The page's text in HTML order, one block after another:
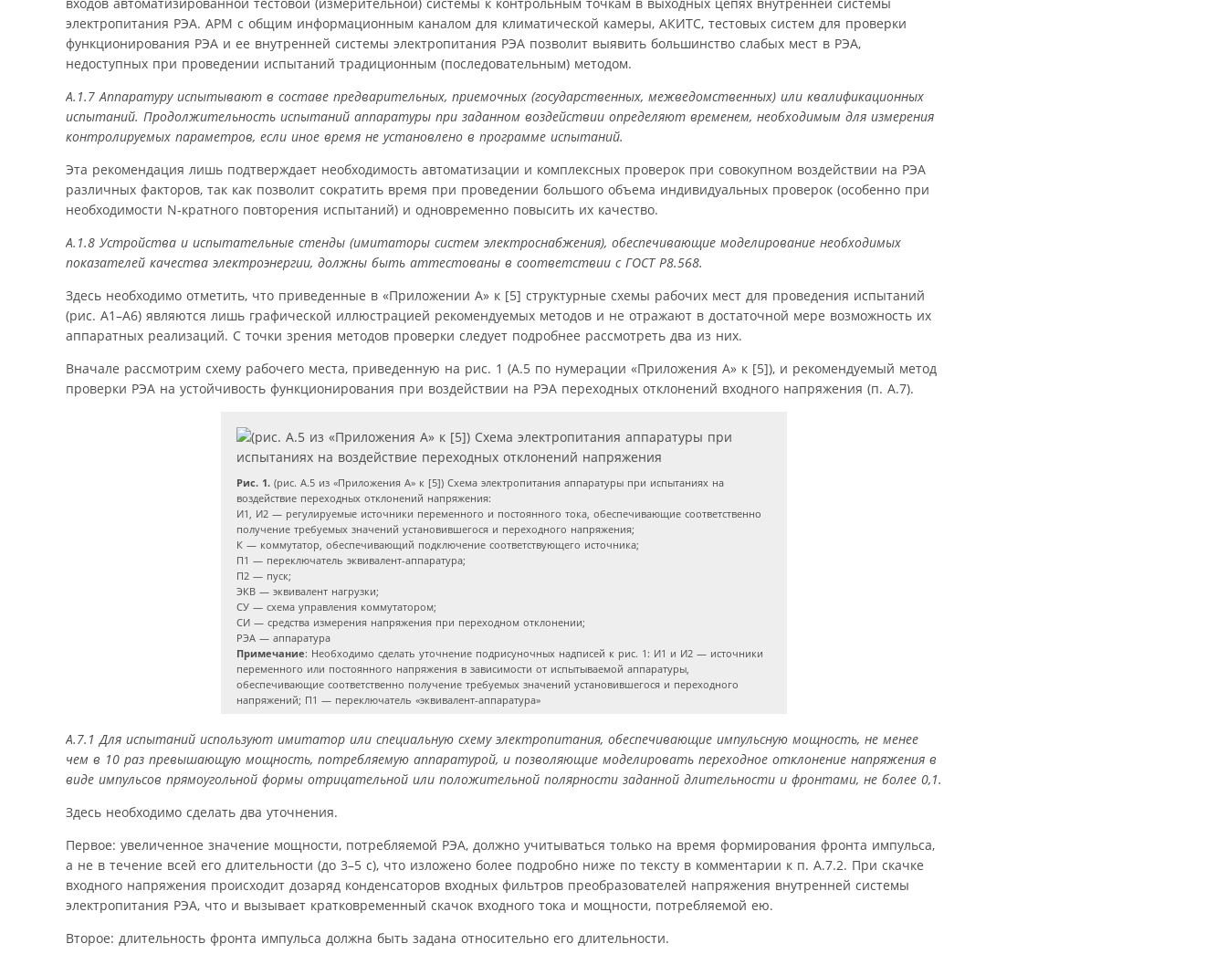
электропитания РЭА. АРМ с общим информационным каналом для климатической камеры, АКИТС, тестовых систем для проверки
функционирования РЭА и ее внутренней системы электропитания РЭА позволит выявить большинство слабых мест в РЭА,
недоступных при проведении испытаний традиционным (последовательным) методом.
А.1.7 Аппаратуру испытывают в составе предварительных, приемочных (государственных, межведомственных) или квалификационных
испытаний. Продолжительность испытаний аппаратуры при заданном воздействии определяют временем, необходимым для измерения
контролируемых параметров, если иное время не установлено в программе испытаний.
Эта рекомендация лишь подтверждает необходимость автоматизации и комплексных проверок при совокупном воздействии на РЭА
различных факторов, так как позволит сократить время при проведении большого объема индивидуальных проверок (особенно при
необходимости N‑кратного повторения испытаний) и одновременно повысить их качество.
А.1.8 Устройства и испытательные стенды (имитаторы систем электроснабжения), обеспечивающие моделирование необходимых
показателей качества электроэнергии, должны быть аттестованы в соответствии с ГОСТ Р8.568.
Здесь необходимо отметить, что приведенные в «Приложении А» к [5] структурные схемы рабочих мест для проведения испытаний
(рис. А1–А6) являются лишь графической иллюстрацией рекомендуемых методов и не отражают в достаточной мере возможность их
аппаратных реализаций. С точки зрения методов проверки следует подробнее рассмотреть два из них.
Вначале рассмотрим схему рабочего места, приведенную на рис. 1 (А.5 по нумерации «Приложения А» к [5]), и рекомендуемый метод
проверки РЭА на устойчивость функционирования при воздействии на РЭА переходных отклонений входного напряжения (п. А.7).
Рис. 1. (рис. А.5 из «Приложения А» к [5]) Схема электропитания аппаратуры при испытаниях на
воздействие переходных отклонений напряжения:
И1, И2 — регулируемые источники переменного и постоянного тока, обеспечивающие соответственно
получение требуемых значений установившегося и переходного напряжения;
К — коммутатор, обеспечивающий подключение соответствующего источника;
П1 — переключатель эквивалент-аппаратура;
П2 — пуск;
ЭКВ — эквивалент нагрузки;
СУ — схема управления коммутатором;
СИ — средства измерения напряжения при переходном отклонении;
РЭА — аппаратура
Примечание: Необходимо сделать уточнение подрисуночных надписей к рис. 1: И1 и И2 — источники
переменного или постоянного напряжения в зависимости от испытываемой аппаратуры,
обеспечивающие соответственно получение требуемых значений установившегося и переходного
напряжений; П1 — переключатель «эквивалент-аппаратура»
А.7.1 Для испытаний используют имитатор или специальную схему электропитания, обеспечивающие импульсную мощность, не менее
чем в 10 раз превышающую мощность, потребляемую аппаратурой, и позволяющие моделировать переходное отклонение напряжения в
виде импульсов прямоугольной формы отрицательной или положительной полярности заданной длительности и фронтами, не более 0,1.
Здесь необходимо сделать два уточнения.
Первое: увеличенное значение мощности, потребляемой РЭА, должно учитываться только на время формирования фронта импульса,
а не в течение всей его длительности (до 3–5 с), что изложено более подробно ниже по тексту в комментарии к п. А.7.2. При скачке
входного напряжения происходит дозаряд конденсаторов входных фильтров преобразователей напряжения внутренней системы
электропитания РЭА, что и вызывает кратковременный скачок входного тока и мощности, потребляемой ею.
Второе: длительность фронта импульса должна быть задана относительно его длительности.